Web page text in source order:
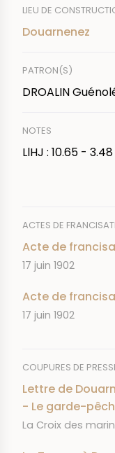
LIEU DE
Douarnenez
PATRON(S)
DROALIN
NOTES
LlHJ : 10.65 -
ACTES DE
Acte de
DATE
17 juin 1902
Acte de
DATE
17 juin 1902
COUPURES DE
Lettre de
- Le garde-
JOURNAL
La Croix des